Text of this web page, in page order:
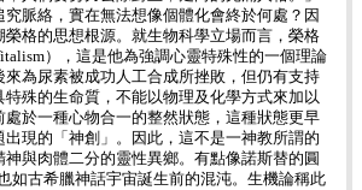
脈絡，實在無法想像個體化會終於何處？因
榮格的思想根源。就生物科學立場而言，榮格
），這是他為強調心靈特殊性的一個理論
為尿素被成功人工合成所挫敗，但仍有支持
殊的生命質，不能以物理及化學方式來加以
於一種心物合一的整然狀態，這種狀態更早
現的「神創」。因此，這不是一神教所謂的
與肉體二分的靈性異鄉。有點像諾斯替的圓
如古希臘神話宇宙誕生前的混沌。生機論稱此